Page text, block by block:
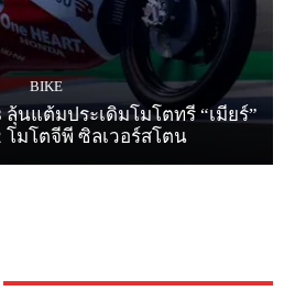
BIKE
นแต้มประเดิมโมโตทรี “เมียร์”
โมโตจีพี ซิลเวอร์สโตน